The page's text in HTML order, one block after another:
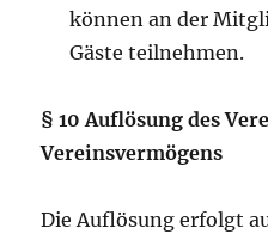
können an der
Gäste teilnehmen.
§ 10 Auflösung des
Vereinsvermögens
Die Auflösung erfolgt